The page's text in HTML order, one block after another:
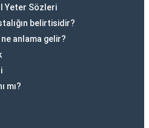
Yeter Sözleri
belirtisidir?
anlama gelir?
mı?